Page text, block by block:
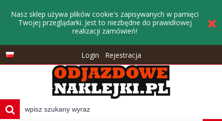
Nasz sklep używa plików cookie's zapisywanych w pamięci
Twojej przeglądarki. Jest to niezbędne do prawidłowej
realizacji zamówień!
Login Rejestracja